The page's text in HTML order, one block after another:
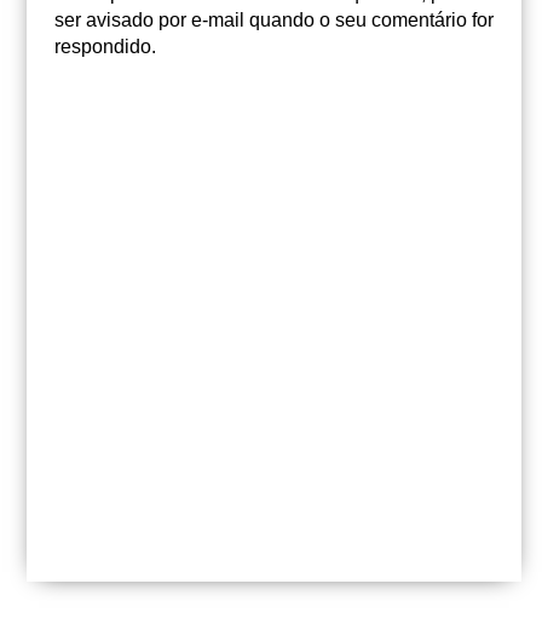
ser avisado por e-mail quando o seu comentário for
respondido.